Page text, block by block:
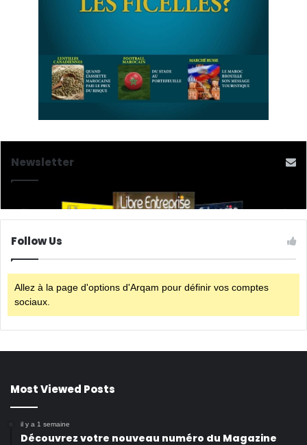
Newsletter
Follow Us
Allez à la page d'options d'Arqam pour définir vos comptes
sociaux.
Most Viewed Posts
il y a 1 semaine
Découvrez votre nouveau numéro du Magazine